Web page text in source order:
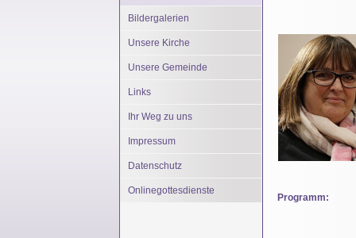
Bildergalerien
Unsere Kirche
Unsere Gemeinde
Links
Ihr Weg zu uns
Impressum
Datenschutz
Onlinegottesdienste
Programm: